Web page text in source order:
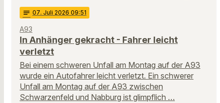
notes 07. Juli 2026 09:51
A93
In Anhänger gekracht - Fahrer leicht
verletzt
Bei einem schweren Unfall am Montag auf der A93
wurde ein Autofahrer leicht verletzt. Ein schwerer
Unfall am Montag auf der A93 zwischen
Schwarzenfeld und Nabburg ist glimpflich …